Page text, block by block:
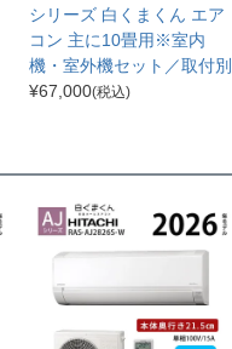
シリーズ 白くまくん エア
コン 主に10畳用※室内
機・室外機セット／取付別
¥67,000(税込)